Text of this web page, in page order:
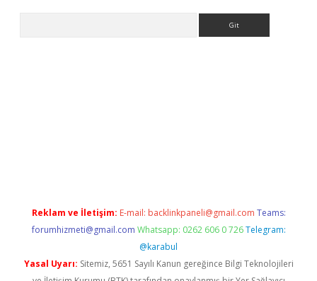
Reklam ve İletişim: E-mail: backlinkpaneli@gmail.com Teams:
forumhizmeti@gmail.com Whatsapp: 0262 606 0 726 Telegram:
@karabul
Yasal Uyarı: Sitemiz, 5651 Sayılı Kanun gereğince Bilgi Teknolojileri